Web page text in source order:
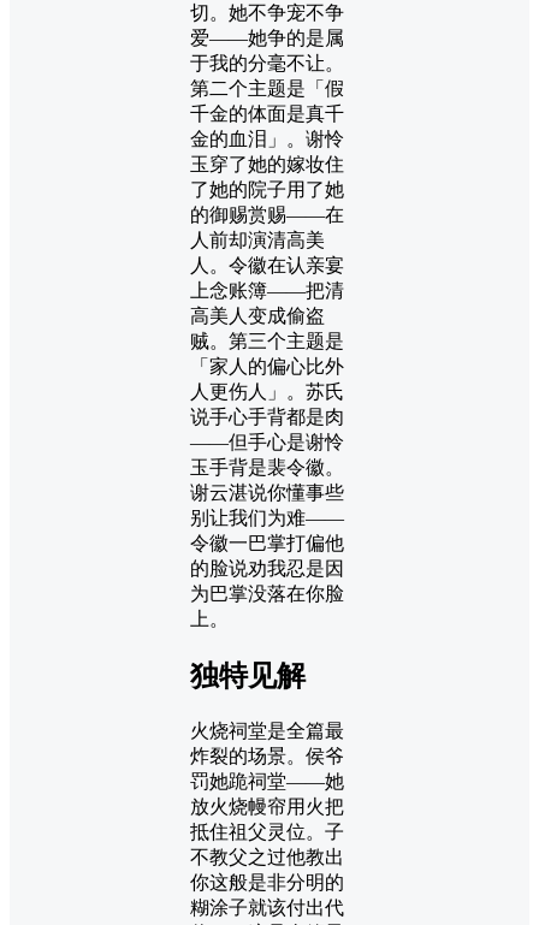
切。她不争宠不争
爱——她争的是属
于我的分毫不让。
第二个主题是「假
千金的体面是真千
金的血泪」。谢怜
玉穿了她的嫁妆住
了她的院子用了她
的御赐赏赐——在
人前却演清高美
人。令徽在认亲宴
上念账簿——把清
高美人变成偷盗
贼。第三个主题是
「家人的偏心比外
人更伤人」。苏氏
说手心手背都是肉
——但手心是谢怜
玉手背是裴令徽。
谢云湛说你懂事些
别让我们为难——
令徽一巴掌打偏他
的脸说劝我忍是因
为巴掌没落在你脸
上。
独特见解
火烧祠堂是全篇最
炸裂的场景。侯爷
罚她跪祠堂——她
放火烧幔帘用火把
抵住祖父灵位。子
不教父之过他教出
你这般是非分明的
糊涂子就该付出代